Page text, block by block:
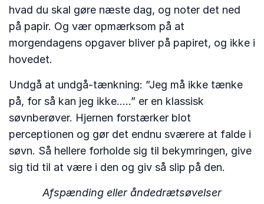
hvad du skal gøre næste dag, og noter det ned
på papir. Og vær opmærksom på at
morgendagens opgaver bliver på papiret, og ikke i
hovedet.
Undgå at undgå-tænkning: ”Jeg må ikke tænke
på, for så kan jeg ikke…..” er en klassisk
søvnberøver. Hjernen forstærker blot
perceptionen og gør det endnu sværere at falde i
søvn. Så hellere forholde sig til bekymringen, give
sig tid til at være i den og giv så slip på den.
Afspænding eller åndedrætsøvelser